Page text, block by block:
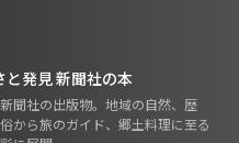
と発見 新聞社の本
聞社の出版物。地域の自然、歴
から旅のガイド、郷土料理に至る